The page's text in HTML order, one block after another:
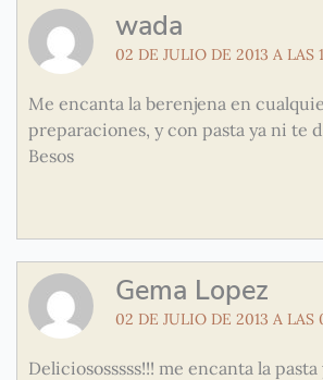
wada
02 DE JULIO DE 2013 A LAS
Me encanta la berenjena en
preparaciones, y con pasta ya ni te
Besos
Gema Lopez
02 DE JULIO DE 2013 A LAS
Deliciososssss!!! me encanta la